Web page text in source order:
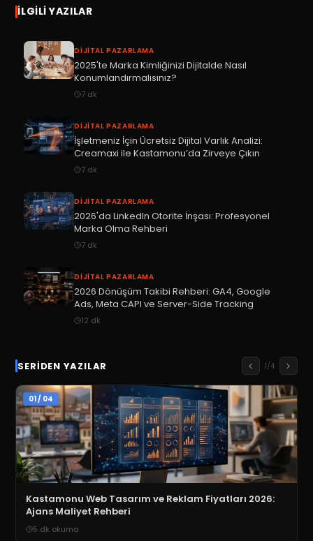
İLGILI YAZILAR
DIJITAL PAZARLAMA
2025'te Marka Kimliğinizi Dijitalde Nasıl
Konumlandırmalısınız?
7 dk
DIJITAL PAZARLAMA
İşletmeniz İçin Ücretsiz Dijital Varlık Analizi:
Creamaxi ile Kastamonu’da Zirveye Çıkın
7 dk
DIJITAL PAZARLAMA
2026'da LinkedIn Otorite İnşası: Profesyonel
Marka Olma Rehberi
7 dk
DIJITAL PAZARLAMA
2026 Dönüşüm Takibi Rehberi: GA4, Google
Ads, Meta CAPI ve Server-Side Tracking
12 dk
SERIDEN YAZILAR 1/4
01/ 04
Kastamonu Web Tasarım ve Reklam Fiyatları 2026:
Ajans Maliyet Rehberi
5 dk okuma